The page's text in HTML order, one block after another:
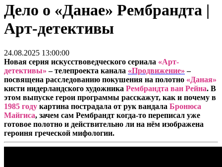
Дело о «Данае» Рембрандта |
Арт-детективы
24.08.2025 13:00:00
Новая серия искусствоведческого сериала «Арт-
детективы» – телепроекта канала «Продвижение» –
посвящена расследованию покушения на полотно «Даная»
кисти нидерландского художника Рембрандта ван Рейна. В
этом выпуске герои программы расскажут, как и почему в
1985 году картина пострадала от рук вандала Бронюса
Майгиса, зачем сам Рембрандт когда-то переписал уже
готовое полотно и действительно ли на нём изображена
героиня греческой мифологии.